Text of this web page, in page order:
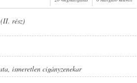
rész)
, ismeretlen cigányzenekar